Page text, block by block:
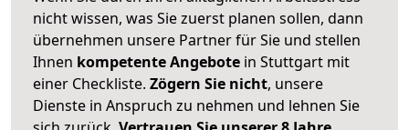
nicht wissen, was Sie zuerst planen sollen, dann
übernehmen unsere Partner für Sie und stellen
Ihnen kompetente Angebote in Stuttgart mit
einer Checkliste. Zögern Sie nicht, unsere
Dienste in Anspruch zu nehmen und lehnen Sie